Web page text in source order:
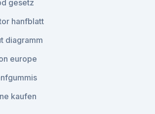
gesetz
hanfblatt
diagramm
europe
kaufen